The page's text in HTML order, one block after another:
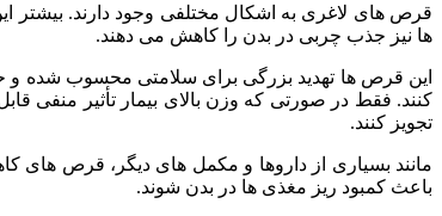
قرص ‌های لاغری به اشکال مختلفی وجود دارند. بیشتر
ها نیز جذب چربی در بدن را کاهش می دهند.
این قرص ها تهدید بزرگی برای سلامتی محسوب شده و
کنند. فقط در صورتی که وزن بالای بیمار تأثیر منفی
تجویز کنند.
مانند بسیاری از داروها و مکمل های دیگر، قرص های
باعث کمبود ریز مغذی ها در بدن شوند.